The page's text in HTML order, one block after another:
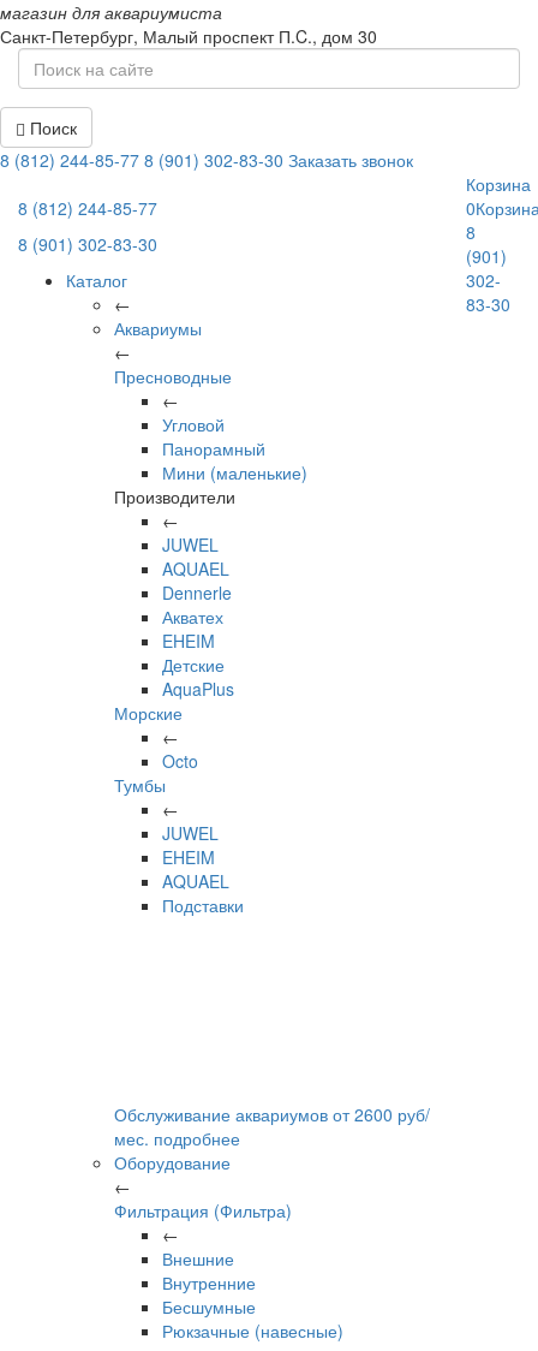
магазин для аквариумиста
Санкт-Петербург, Малый проспект П.C., дом 30
Поиск
8 (812) 244-85-77 8 (901) 302-83-30 Заказать звонок
8 (812) 244-85-77
8 (901) 302-83-30
Каталог
←
Аквариумы
←
Пресноводные
←
Угловой
Панорамный
Мини (маленькие)
Производители
←
JUWEL
AQUAEL
Dennerle
Акватех
EHEIM
Детские
AquaPlus
Морские
←
Octo
Тумбы
←
JUWEL
EHEIM
AQUAEL
Подставки
Обслуживание аквариумов от2600 руб/
мес. подробнее
Оборудование
←
Фильтрация (Фильтра)
←
Внешние
Внутренние
Бесшумные
Рюкзачные (навесные)
Корзина
0
8
(901)
302-
83-30